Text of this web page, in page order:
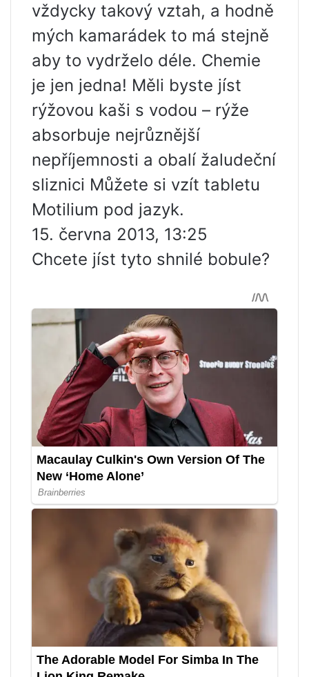
vždycky takový vztah, a hodně
mých kamarádek to má stejně
aby to vydrželo déle. Chemie
je jen jedna! Měli byste jíst
rýžovou kaši s vodou – rýže
absorbuje nejrůznější
nepříjemnosti a obalí žaludeční
sliznici Můžete si vzít tabletu
Motilium pod jazyk.
15. června 2013, 13:25
Chcete jíst tyto shnilé bobule?